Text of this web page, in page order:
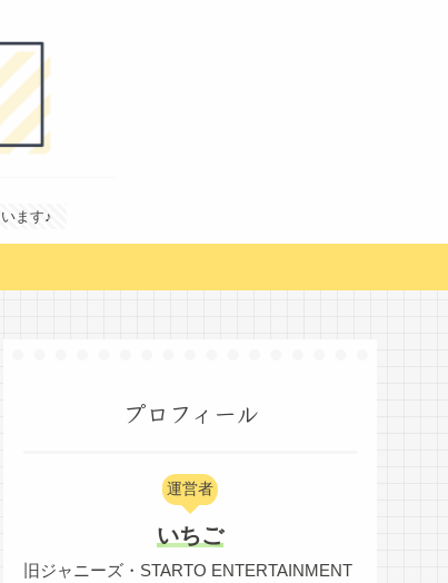
ます♪
プロフィール
運営者
いちご
旧ジャニーズ・STARTO ENTERTAINMENT